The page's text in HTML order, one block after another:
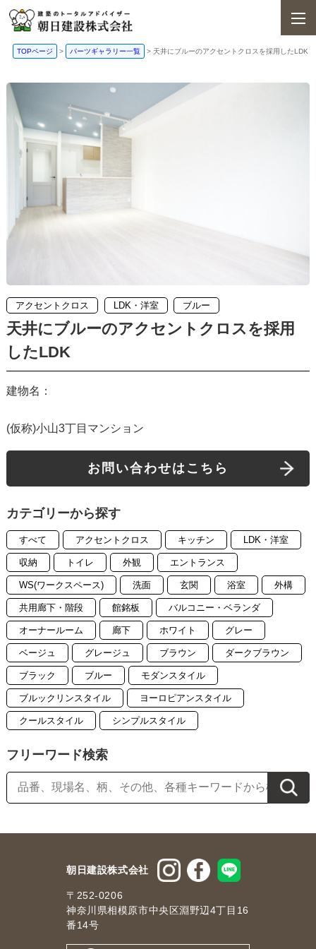
TOPページ > パーツギャラリー一覧 > 天井にブルーのアクセントクロスを採用したLDK
アクセントクロス LDK・洋室 ブルー
天井にブルーのアクセントクロスを採用
したLDK
建物名：
(仮称)小山3丁目マンション
お問い合わせはこちら
カテゴリーから探す
すべて アクセントクロス キッチン LDK・洋室
収納 トイレ 外観 エントランス
WS(ワークスペース) 洗面 玄関 浴室 外構
共用廊下・階段 館銘板 バルコニー・ベランダ
オーナールーム 廊下 ホワイト グレー
ベージュ グレージュ ブラウン ダークブラウン
ブラック ブルー モダンスタイル
ブルックリンスタイル ヨーロピアンスタイル
クールスタイル シンプルスタイル
フリーワード検索
朝日建設株式会社
〒252-0206
神奈川県相模原市中央区淵野辺4丁目16
番14号